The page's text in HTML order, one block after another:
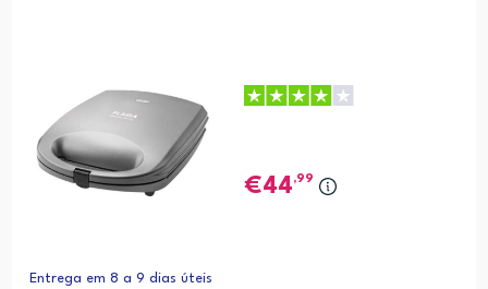
44,99
Entrega em 8 a 9 dias úteis